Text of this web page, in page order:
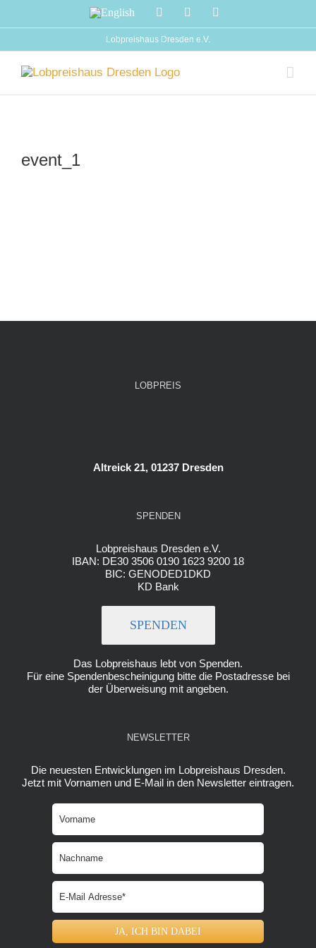
English FacebookInstagram
Lobpreishaus Dresden e.V.
event_1
LOBPREIS
Altreick 21, 01237 Dresden
SPENDEN
Lobpreishaus Dresden e.V.
IBAN: DE30 3506 0190 1623 9200 18
BIC: GENODED1DKD
KD Bank
SPENDEN
Das Lobpreishaus lebt von Spenden.
Für eine Spendenbescheinigung bitte die Postadresse bei
der Überweisung mit angeben.
NEWSLETTER
Die neuesten Entwicklungen im Lobpreishaus Dresden.
Jetzt mit Vornamen und E-Mail in den Newsletter eintragen.